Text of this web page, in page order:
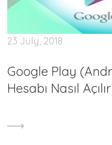
23 July, 2018
Google Play
Hesabı Nasıl